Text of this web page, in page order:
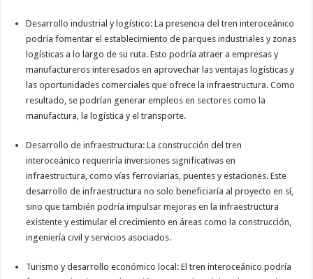
Desarrollo industrial y logístico: La presencia del tren interoceánico
podría fomentar el establecimiento de parques industriales y zonas
logísticas a lo largo de su ruta. Esto podría atraer a empresas y
manufactureros interesados en aprovechar las ventajas logísticas y
las oportunidades comerciales que ofrece la infraestructura. Como
resultado, se podrían generar empleos en sectores como la
manufactura, la logística y el transporte.
Desarrollo de infraestructura: La construcción del tren
interoceánico requeriría inversiones significativas en
infraestructura, como vías ferroviarias, puentes y estaciones. Este
desarrollo de infraestructura no solo beneficiaría al proyecto en sí,
sino que también podría impulsar mejoras en la infraestructura
existente y estimular el crecimiento en áreas como la construcción,
ingeniería civil y servicios asociados.
Turismo y desarrollo económico local: El tren interoceánico podría